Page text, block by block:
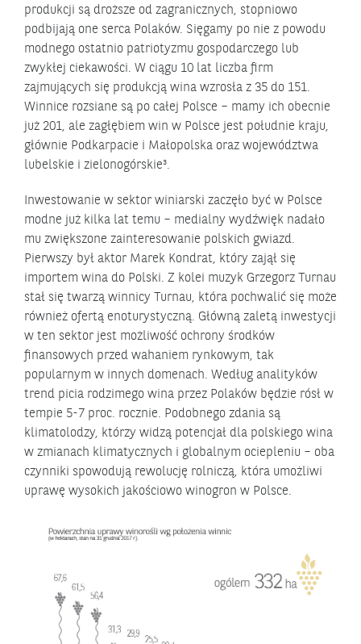
produkcji są droższe od zagranicznych, stopniowo
podbijają one serca Polaków. Sięgamy po nie z powodu
modnego ostatnio patriotyzmu gospodarczego lub
zwykłej ciekawości. W ciągu 10 lat liczba firm
zajmujących się produkcją wina wzrosła z 35 do 151.
Winnice rozsiane są po całej Polsce – mamy ich obecnie
już 201, ale zagłębiem win w Polsce jest południe kraju,
głównie Podkarpacie i Małopolska oraz województwa
lubelskie i zielonogórskie³.
Inwestowanie w sektor winiarski zaczęło być w Polsce
modne już kilka lat temu – medialny wydźwięk nadało
mu zwiększone zainteresowanie polskich gwiazd.
Pierwszy był aktor Marek Kondrat, który zajął się
importem wina do Polski. Z kolei muzyk Grzegorz Turnau
stał się twarzą winnicy Turnau, która pochwalić się może
również ofertą enoturystyczną. Główną zaletą inwestycji
w ten sektor jest możliwość ochrony środków
finansowych przed wahaniem rynkowym, tak
popularnym w innych domenach. Według analityków
trend picia rodzimego wina przez Polaków będzie rósł w
tempie 5-7 proc. rocznie. Podobnego zdania są
klimatolodzy, którzy widzą potencjał dla polskiego wina
w zmianach klimatycznych i globalnym ociepleniu – oba
czynniki spowodują rewolucję rolniczą, która umożliwi
uprawę wysokich jakościowo winogron w Polsce.